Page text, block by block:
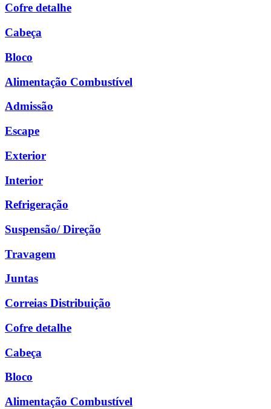
Cofre detalhe
Cabeça
Bloco
Alimentação Combustível
Admissão
Escape
Exterior
Interior
Refrigeração
Suspensão/ Direção
Travagem
Juntas
Correias Distribuição
Cofre detalhe
Cabeça
Bloco
Alimentação Combustível